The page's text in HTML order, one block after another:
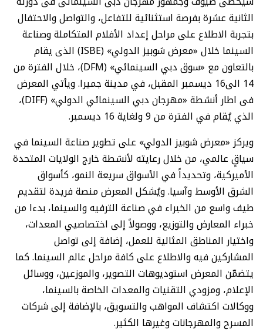
الثانية عشرة بفرصة استثنائية للتفاعل، والتواصل والاحتفال
بتجربة الاطلاع على مراحل إعداد الأفلام المتكاملة وصناعة
السينما خلال «معرض شوبيز الدولي» (ISBE) الذى يقام
بالتعاون مع «سوق دبي السينمائي» (DFM)، خلال الفترة من
14 الى16 ديسمبر المقبل، في مدينة جميرا. ويأتي المعرض
فى اطار أنشطة «مهرجان دبي السينمائي الدولي» (DIFF)،
الذي يُقام في الفترة من 9 ولغاية 16 ديسمبر.
ويركز «معرض شوبيز الدولي» على تطوير صناعة السينما في
سياقٍ عالمي، من خلال رعايته لأنشطة خارج الولايات المتحدة
الأميركية، وتحديداً في الأسواق سريعة النمو، كأسواق
الشرق الأوسط وآسيا. ويُشكل المعرض منصة فريدة لتقديم
طيف واسع من الخبراء في صناعة الترفيه والسينما، بدءا من
خبراء المعارض والتوزيع، ووصولاً إلى اختصاصيي المعدات،
واختيار المناطق المثالية للعمل، إضافة إلى تواصل
المشاركين فيه والاطلاع على كافة مراحل عالم السينما. كما
يتضمّن المعرض استوديوهات التصوير، والموزعين، ووسائل
الإعلام، ومزودي التقنيات والمعدات الخاصة بالسينما،
ووكالات اكتشاف المواهب والتسويق، بالإضافة إلى شركات
المسرح والمهرجانات وغيرها الكثير.